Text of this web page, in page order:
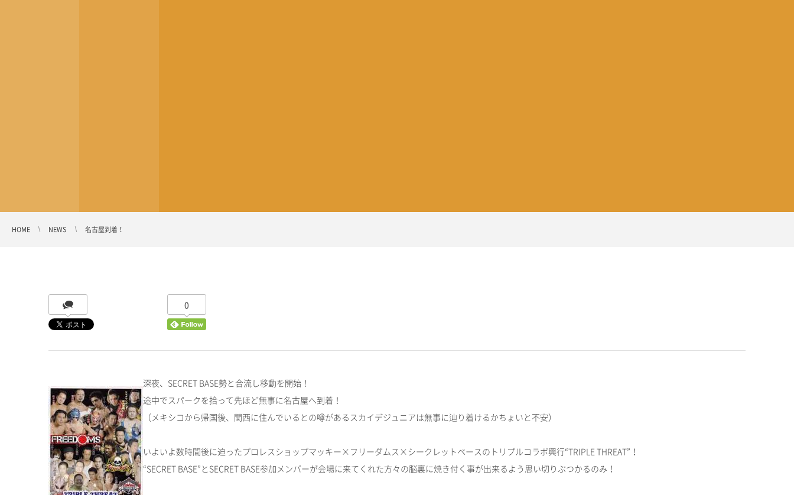
HOME NEWS 名古屋到着！
0
深夜、SECRET BASE勢と合流し移動を開始！
途中でスパークを拾って先ほど無事に名古屋へ到着！
（メキシコから帰国後、関西に住んでいるとの噂があるスカイデジュニアは無事に辿り着けるかちょいと不安）
いよいよ数時間後に迫ったプロレスショップマッキー×フリーダムス×シークレットベースのトリプルコラボ興行“TRIPLE THREAT”！
“SECRET BASE”とSECRET BASE参加メンバーが会場に来てくれた方々の脳裏に焼き付く事が出来るよう思い切りぶつかるのみ！